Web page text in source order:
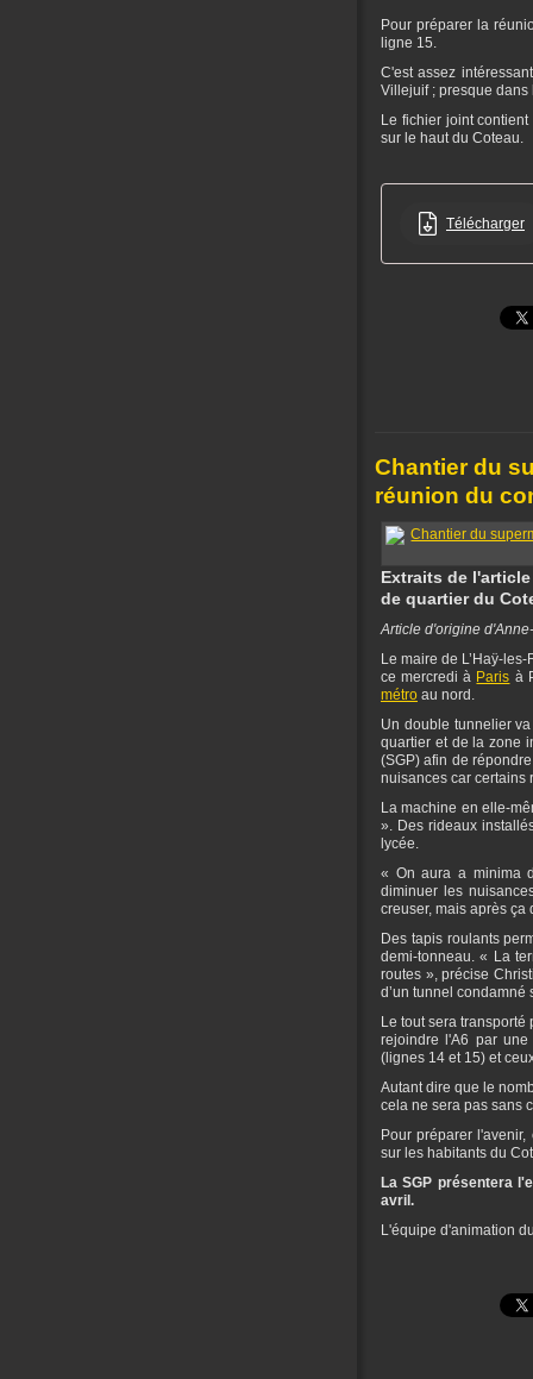
Pour préparer la
ligne 15.
C'est assez
Villejuif ; presque
Le fichier joint
sur le haut du Coteau.
Télécharger
Chantier du
réunion du
Extraits de
de quartier du
Article d'origine
Le maire de L’Haÿ-
ce mercredi à Paris à
métro au nord.
Un double tunnelier
quartier et de la zone
(SGP) afin de
nuisances car certains
La machine en elle-
». Des rideaux
lycée.
« On aura a minima
diminuer les
creuser, mais après ça
Des tapis roulants
demi-tonneau. « La
routes », précise
d’un tunnel
Le tout sera
rejoindre l'A6 par
(lignes 14 et 15) et
Autant dire que le
cela ne sera pas sans
Pour préparer
sur les habitants du
La SGP présentera
avril.
L'équipe d'animation